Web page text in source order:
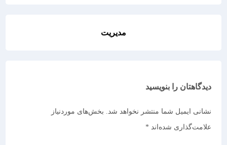
مدیریت
دیدگاهتان را بنویسید
نشانی ایمیل شما منتشر نخواهد شد. بخش‌های موردنیاز
علامت‌گذاری شده‌اند *